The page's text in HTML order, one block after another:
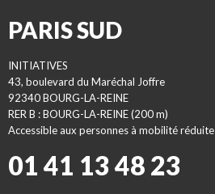
PARIS SUD
INITIATIVES
43, boulevard du Maréchal Joffre
92340 BOURG-LA-REINE
RER B : BOURG-LA-REINE (200 m)
Accessible aux personnes à mobilité réduite
01 41 13 48 23